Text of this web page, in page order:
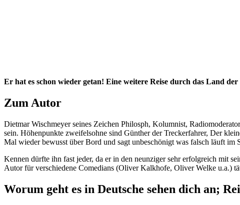
Er hat es schon wieder getan! Eine weitere Reise durch das Land
Zum Autor
Dietmar Wischmeyer seines Zeichen Philosph, Kolumnist,
sein. Höhenpunkte zweifelsohne sind Günther der Treckerfahrer, Der
Mal wieder bewusst über Bord und sagt unbeschönigt was falsch läuft im
Kennen dürfte ihn fast jeder, da er in den neunziger sehr erfolgreich mit
Autor für verschiedene Comedians (Oliver Kalkhofe, Oliver Welke u.a.)
Worum geht es in Deutsche sehen dich an;